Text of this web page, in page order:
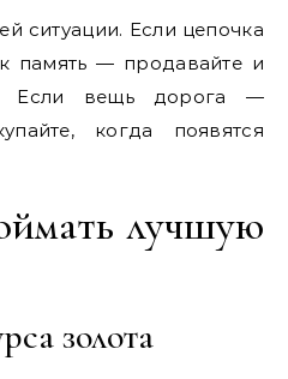
ситуации. Если цепочка
память — продавайте и
Если вещь дорога —
когда появятся
лучшую
золота